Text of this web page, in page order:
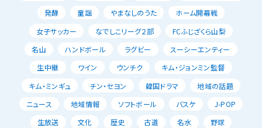
発酵
童謡 やまなしのうた
ホーム開幕戦
女子サッカー
なでしこリーグ２部
FCふじざくら山梨
名山
ハンドボール ラグビー
スーシーエンティー
生中継
ワイン ウンチク
キム・ジョンミン監督
キム・ミンギュ
チン・セヨン 韓国ドラマ
地域の話題
ニュース
地域情報 ソフトボール バスケ
J-POP
生放送
文化 歴史 古道 名水
野球